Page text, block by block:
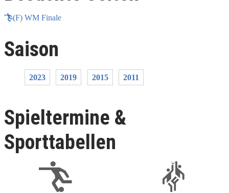
(F) WM Finale
Saison
2023 2019 2015 2011
Spieltermine &
Sporttabellen